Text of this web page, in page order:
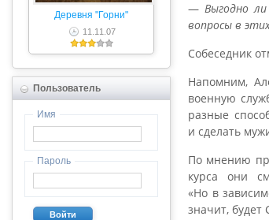
Деревня "Горни"
11.11.07
Пользователь
Имя
Пароль
Войти
— Выгодно
вопросы в
Собеседник
Напомним,
военную
разные
и сделать
По мнению
курса они
«Но в
значит,